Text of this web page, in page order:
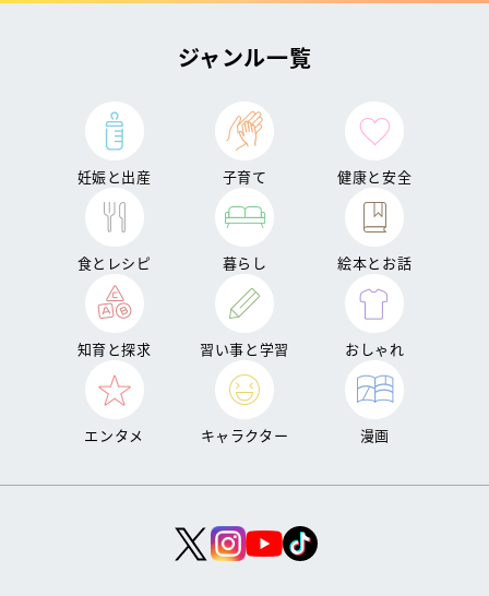
ジャンル一覧
妊娠と出産 子育て 健康と安全
食とレシピ 暮らし 絵本とお話
知育と探求 習い事と学習 おしゃれ
エンタメ キャラクター 漫画